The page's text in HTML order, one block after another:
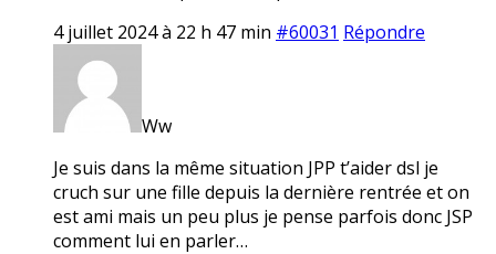
4 juillet 2024 à 22 h 47 min #60031 Répondre
Ww
Je suis dans la même situation JPP t’aider dsl je
cruch sur une fille depuis la dernière rentrée et on
est ami mais un peu plus je pense parfois donc JSP
comment lui en parler…